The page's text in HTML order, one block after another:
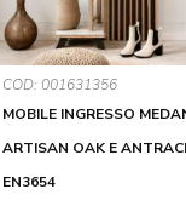
COD: 001631356
MOBILE INGRESSO
ARTISAN OAK E
EN3654